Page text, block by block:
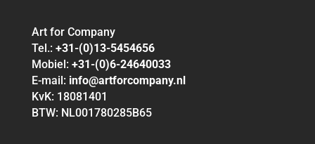
Art for Company
Tel.: +31-(0)13-5454656
Mobiel: +31-(0)6-24640033
E-mail: info@artforcompany.nl
KvK: 18081401
BTW: NL001780285B65